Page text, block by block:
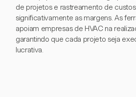
de projetos e rastreamento de
significativamente as margens. As
apoiam empresas de HVAC na
garantindo que cada projeto seja
lucrativa.